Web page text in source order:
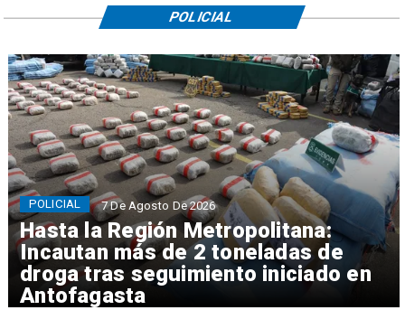
Hasta la Región Metropolitana:
Incautan más de 2 toneladas de
droga tras seguimiento iniciado en
Antofagasta
POLICIAL 7 De Agosto De 2026
POLICIAL